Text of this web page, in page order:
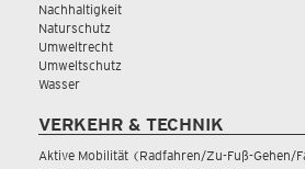
Nachhaltigkeit
Naturschutz
Umweltrecht
Umweltschutz
Wasser
VERKEHR & TECHNIK
Aktive Mobilität (Radfahren/Zu-Fuß-Gehen/